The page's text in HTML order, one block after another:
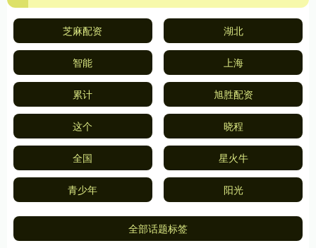
芝麻配资 湖北
智能 上海
累计 旭胜配资
这个 晓程
全国 星火牛
青少年 阳光
全部话题标签